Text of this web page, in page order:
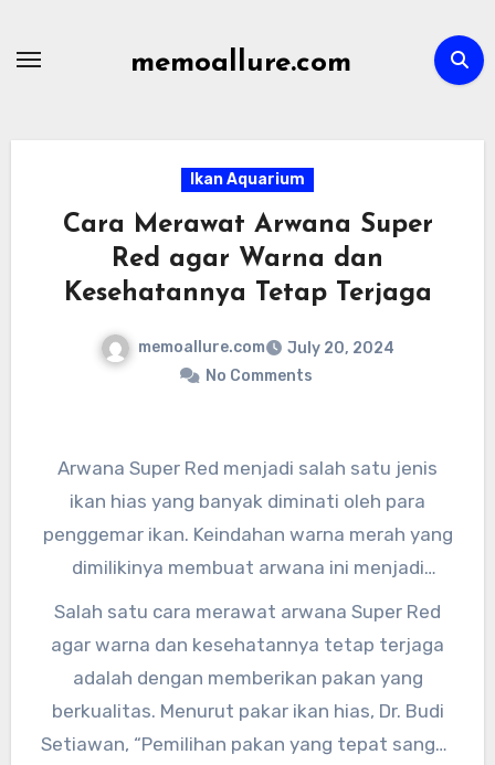
memoallure.com
Ikan Aquarium
Cara Merawat Arwana Super
Red agar Warna dan
Kesehatannya Tetap Terjaga
memoallure.com
July 20, 2024
No Comments
Arwana Super Red menjadi salah satu jenis
ikan hias yang banyak diminati oleh para
penggemar ikan. Keindahan warna merah yang
dimilikinya membuat arwana ini menjadi
primadona di dunia perikanan. Namun, untuk
menjaga warna dan kesehatan arwana Super
Red, diperlukan perawatan khusus yang tidak
boleh diabaikan.
Salah satu cara merawat arwana Super Red
agar warna dan kesehatannya tetap terjaga
adalah dengan memberikan pakan yang
berkualitas. Menurut pakar ikan hias, Dr. Budi
Setiawan, “Pemilihan pakan yang tepat sangat